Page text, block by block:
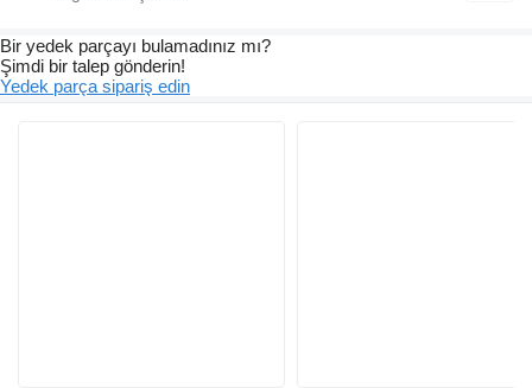
Bir yedek parçayı bulamadınız mı?
Şimdi bir talep gönderin!
Yedek parça sipariş edin